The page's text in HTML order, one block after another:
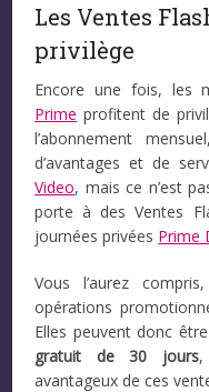
Les Ventes
privilège
Encore une fois, les
Prime profitent de
l’abonnement
d’avantages et de
Video, mais ce n’est
porte à des Ventes
journées privées Prime
Vous l’aurez
opérations
Elles peuvent donc être
gratuit de 30 jours,
avantageux de ces